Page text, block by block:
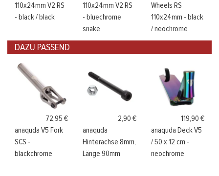
110x24mm V2 RS
- black / black
110x24mm V2 RS
- bluechrome
snake
Wheels RS
110x24mm - black
/ neochrome
DAZU PASSEND
72,95 €
anaquda V5 Fork
SCS -
blackchrome
2,90 €
anaquda
Hinterachse 8mm,
Länge 90mm
119,90 €
anaquda Deck V5
/ 50 x 12 cm -
neochrome